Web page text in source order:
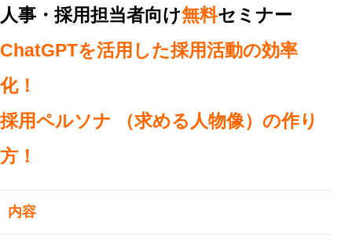
人事・採用担当者向け無料セミナー
ChatGPTを活用した採用活動の効率
化！
採用ペルソナ （求める人物像）の作り
方！
内容